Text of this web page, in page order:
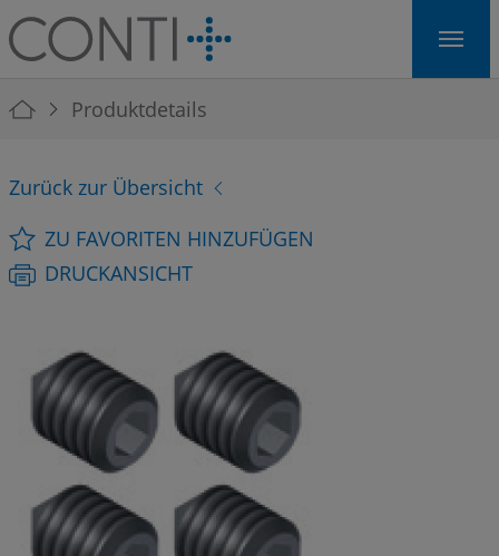
Skip to main navigation
Skip to main content
Skip to page footer
You are here:
Produktdetails
Zurück zur Übersicht
ZU FAVORITEN HINZUFÜGEN
DRUCKANSICHT